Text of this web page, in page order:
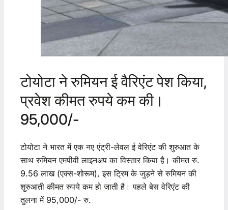
टोयोटा ने रुमियन ई वैरिएंट पेश किया,
प्रवेश कीमत रुपये कम की।
95,000/-
टोयोटा ने भारत में एक नए एंट्री-लेवल ई वेरिएंट की शुरुआत के
साथ रुमियन एमपीवी लाइनअप का विस्तार किया है। कीमत रु.
9.56 लाख (एक्स-शोरूम), इस ट्रिम के जुड़ने से रुमियन की
शुरुआती कीमत रुपये कम हो जाती है। पहले बेस वेरिएंट की
तुलना में 95,000/- रु.